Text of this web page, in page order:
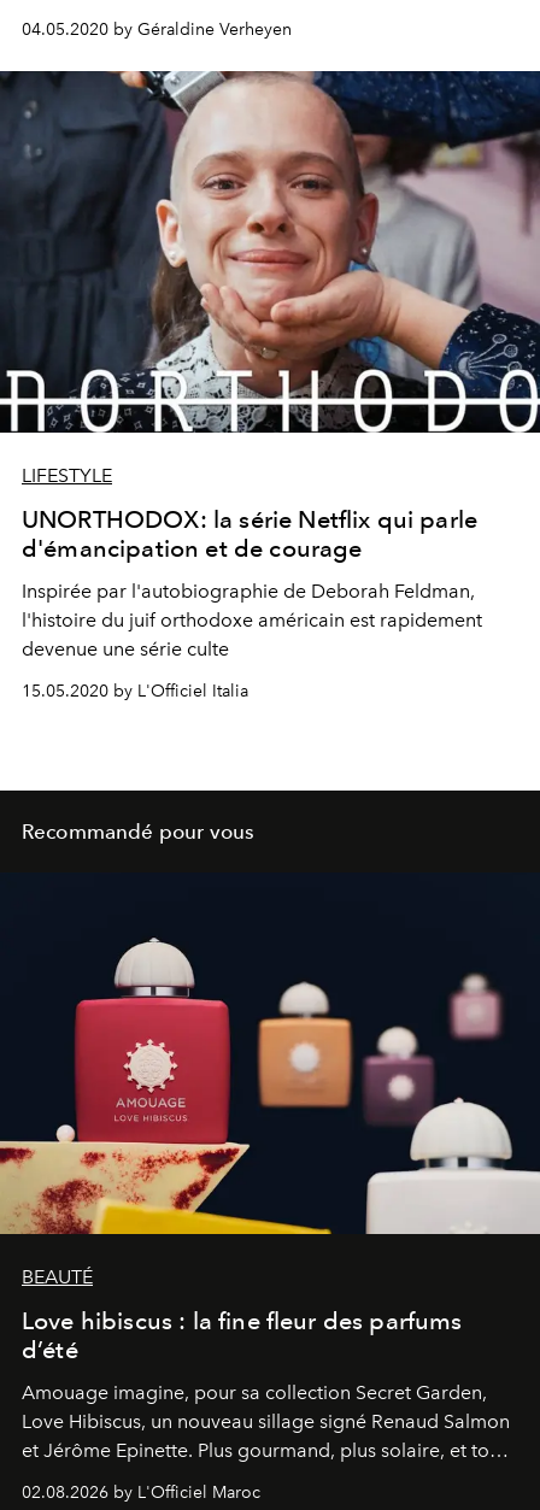
04.05.2020 by Géraldine Verheyen
LIFESTYLE
UNORTHODOX: la série Netflix qui parle
d'émancipation et de courage
Inspirée par l'autobiographie de Deborah Feldman,
l'histoire du juif orthodoxe américain est rapidement
devenue une série culte
15.05.2020 by L'Officiel Italia
Recommandé pour vous
BEAUTÉ
Love hibiscus : la fine fleur des parfums
d’été
Amouage imagine, pour sa collection Secret Garden,
Love Hibiscus, un nouveau sillage signé Renaud Salmon
et Jérôme Epinette. Plus gourmand, plus solaire, et tout
02.08.2026 by L'Officiel Maroc